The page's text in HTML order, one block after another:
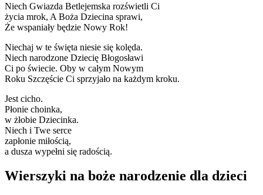
Niech Gwiazda Betlejemska rozświetli Ci
życia mrok, A Boża Dziecina sprawi,
Że wspaniały będzie Nowy Rok!
Niechaj w te święta niesie się kolęda.
Niech narodzone Dziecię Błogosławi
Ci po świecie. Oby w całym Nowym
Roku Szczęście Ci sprzyjało na każdym kroku.
Jest cicho.
Płonie choinka,
w żłobie Dziecinka.
Niech i Twe serce
zapłonie miłością,
a dusza wypełni się radością.
Wierszyki na boże narodzenie dla dzieci